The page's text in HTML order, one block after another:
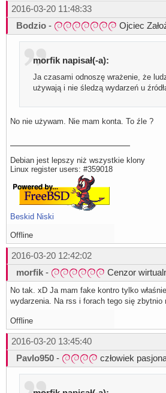
2016-03-20 11:48:33
Bodzio - Ojciec
morfik napisał(-a):
Ja czasami odnoszę wrażenie, że
używają i nie śledzą wydarzeń u
No nie używam. Nie mam konta. To źle ?
Debian jest lepszy niż wszystkie klony
Linux register users: #359018
Beskid Niski
Offline
2016-03-20 12:42:02
morfik - Cenzor
No tak. xD Ja mam fake kontro tylko
wydarzenia. Na rss i forach tego się zbytnio
Offline
2016-03-20 13:45:40
Pavlo950 - człowiek